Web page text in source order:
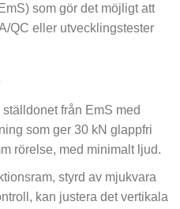
som gör det möjligt att
QC eller utvecklingstester
från EmS med
som ger 30 kN glappfri
rörelse, med minimalt ljud.
styrd av mjukvara
kan justera det vertikala